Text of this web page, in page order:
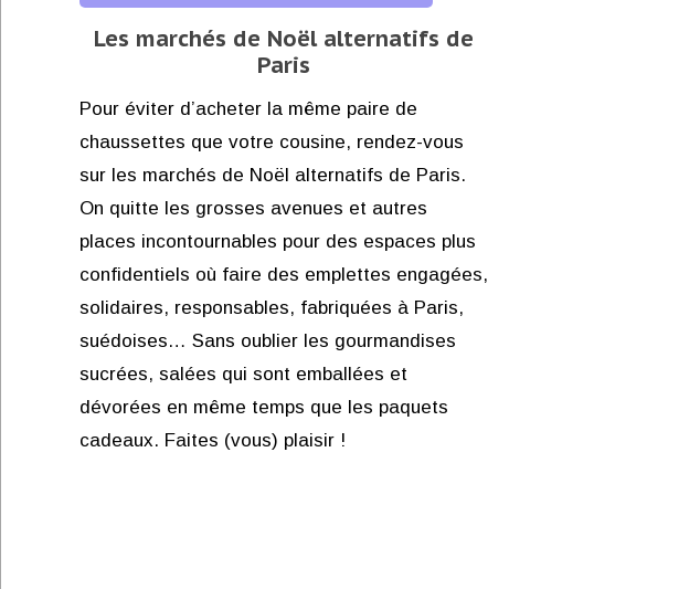
Les marchés de Noël alternatifs de
Paris
Pour éviter d’acheter la même paire de
chaussettes que votre cousine, rendez-vous
sur les marchés de Noël alternatifs de Paris.
On quitte les grosses avenues et autres
places incontournables pour des espaces plus
confidentiels où faire des emplettes engagées,
solidaires, responsables, fabriquées à Paris,
suédoises… Sans oublier les gourmandises
sucrées, salées qui sont emballées et
dévorées en même temps que les paquets
cadeaux. Faites (vous) plaisir !